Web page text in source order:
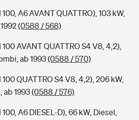
A6 AVANT QUATTRO), 103 kW,
(0588 / 568)
AVANT QUATTRO S4 V8, 4,2),
ab 1993(0588 / 570)
QUATTRO S4 V8, 4,2), 206 kW,
ab 1993(0588 / 576)
A6 DIESEL-D), 66 kW, Diesel,